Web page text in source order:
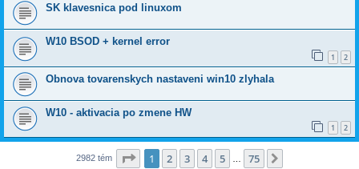
SK klavesnica pod linuxom
W10 BSOD + kernel error
1 2
Obnova tovarenskych nastaveni win10 zlyhala
W10 - aktivacia po zmene HW
1 2
2982 tém Strana z75
1 2 3 4 5 75